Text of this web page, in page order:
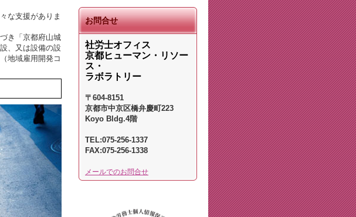
な支援がありま
き「京都府山城
、又は設備の設
地域雇用開発コ
お問合せ
社労士オフィス
京都ヒューマン・リソー
ス・
ラボラトリー
〒604-8151
京都市中京区橋弁慶町223
Koyo Bldg.4階
TEL:075-256-1337
FAX:075-256-1338
メールでのお問合せ